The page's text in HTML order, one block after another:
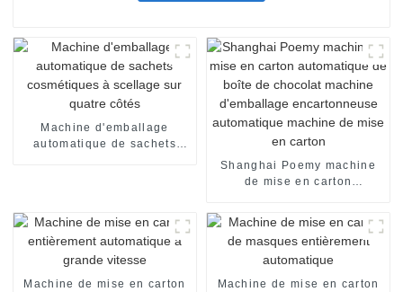
Machine d'emballage
automatique de sachets
Shanghai Poemy machine
de mise en carton
d'emballage encartonneuse
automatique machine de
mise en carton
Machine de mise en carton
Machine de mise en carton